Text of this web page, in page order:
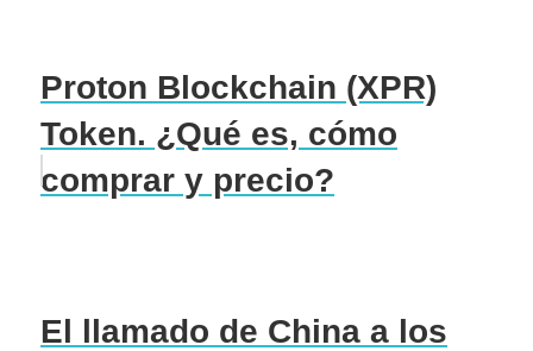
Proton Blockchain (XPR)
Token. ¿Qué es, cómo
comprar y precio?
El llamado de China a los